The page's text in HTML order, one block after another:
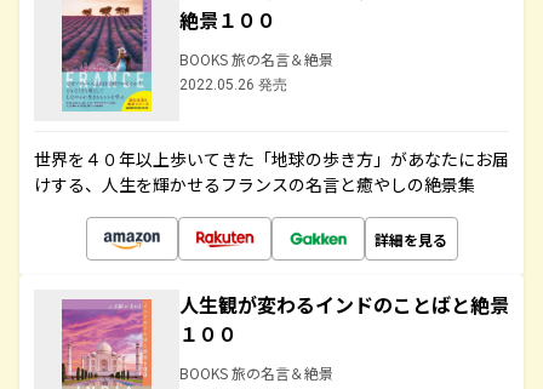
絶景１００
BOOKS 旅の名言＆絶景
2022.05.26 発売
世界を４０年以上歩いてきた「地球の歩き方」があなたにお届
けする、人生を輝かせるフランスの名言と癒やしの絶景集
詳細を見る
人生観が変わるインドのことばと絶景
１００
BOOKS 旅の名言＆絶景